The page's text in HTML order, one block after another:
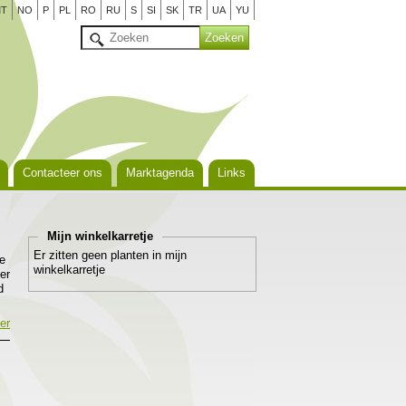
NO P PL RO RU S SI SK TR UA YU
Contacteer ons Marktagenda Links
Mijn winkelkarretje
Er zitten geen planten in mijn
winkelkarretje